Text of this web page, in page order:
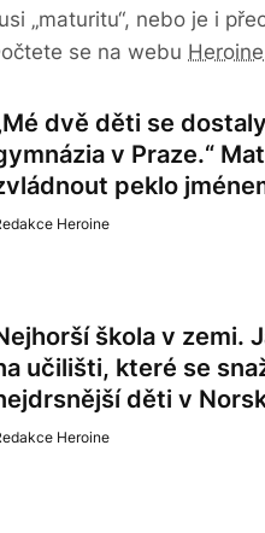
„maturitu“, nebo je i
se na webu
dvě děti se
v Praze.“
peklo
Heroine
škola v zemi.
učilišti, které se
děti v
Heroine